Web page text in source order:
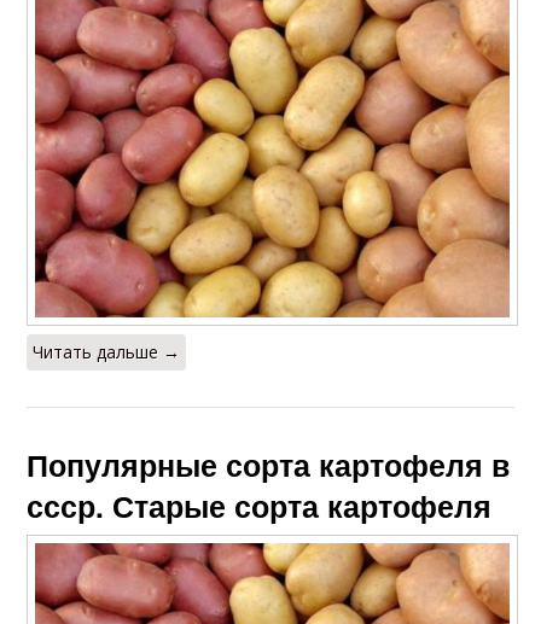
Читать дальше →
Популярные сорта картофеля в
ссср. Старые сорта картофеля